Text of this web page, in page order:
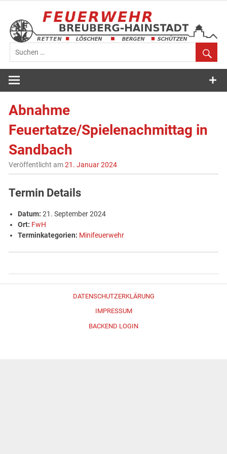
springen
Feuerwehr
Breuberg-
Abnahme
Feuertatze/Spielenachmittag in
Sandbach
Veröffentlicht am21. Januar 2024
Termin Details
Datum: 21. September 2024
Ort: FwH
Terminkategorien: Minifeuerwehr
DATENSCHUTZERKLÄRUNG
IMPRESSUM
BACKEND LOGIN